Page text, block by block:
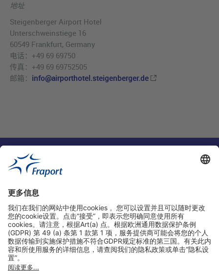
地址
Steigenberger Airport Hotel
Unterschweinstiege 16
60549 Frankfurt, Germany
电话：+49 69 69750
传真：+49 69 69752505
邮箱： info@airporthotel.steigenberger.de
实用链接
购物&线上预定
关于我们